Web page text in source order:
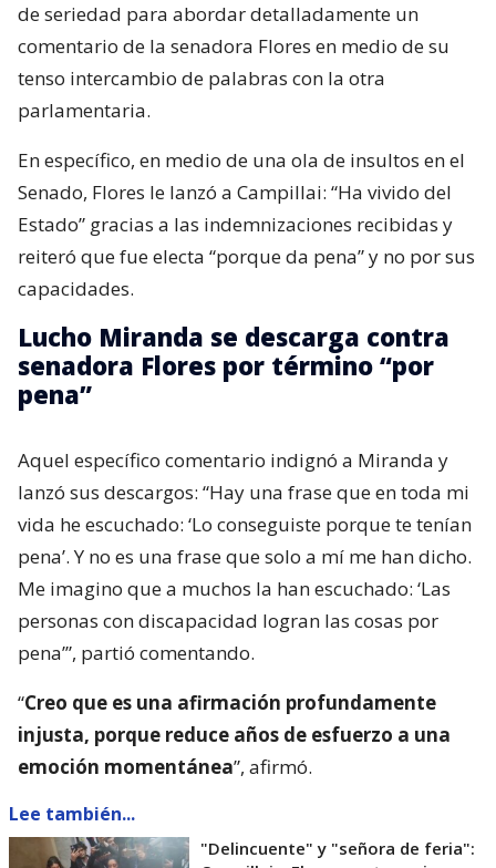
de seriedad para abordar detalladamente un
comentario de la senadora Flores en medio de su
tenso intercambio de palabras con la otra
parlamentaria.
En específico, en medio de una ola de insultos en el
Senado, Flores le lanzó a Campillai: “Ha vivido del
Estado” gracias a las indemnizaciones recibidas y
reiteró que fue electa “porque da pena” y no por sus
capacidades.
Lucho Miranda se descarga contra
senadora Flores por término “por
pena”
Aquel específico comentario indignó a Miranda y
lanzó sus descargos: “Hay una frase que en toda mi
vida he escuchado: ‘Lo conseguiste porque te tenían
pena’. Y no es una frase que solo a mí me han dicho.
Me imagino que a muchos la han escuchado: ‘Las
personas con discapacidad logran las cosas por
pena’”, partió comentando.
“Creo que es una afirmación profundamente
injusta, porque reduce años de esfuerzo a una
emoción momentánea”, afirmó.
Lee también...
"Delincuente" y "señora de feria":